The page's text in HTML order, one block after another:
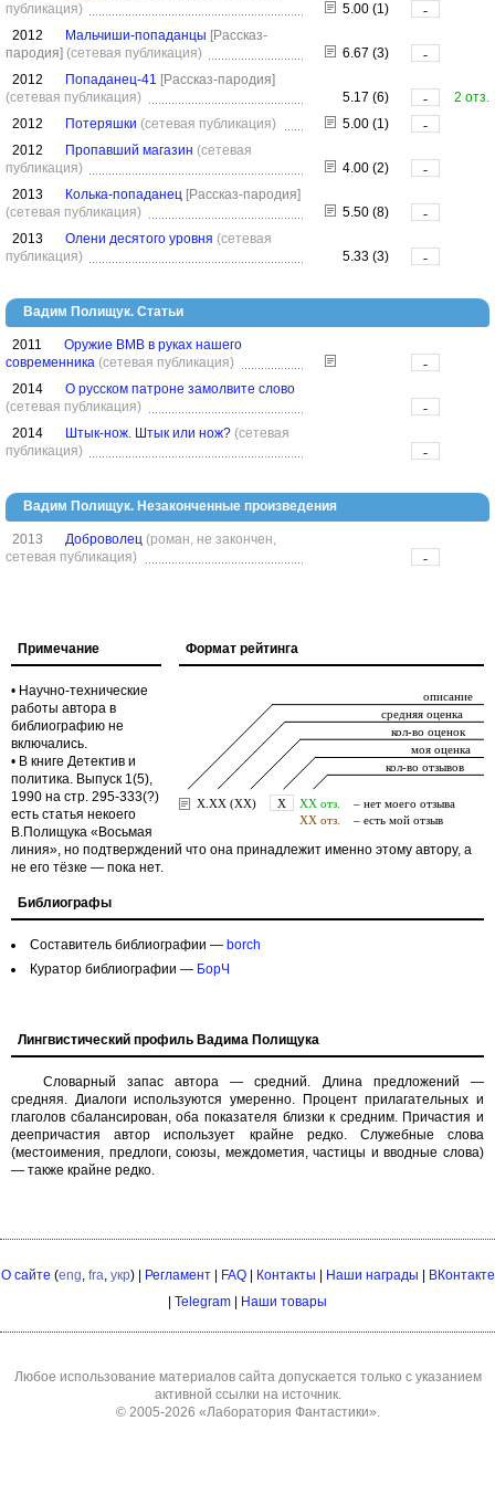
публикация)
5.00 (1)
-
2012
Мальчиши-попаданцы [Рассказ-
пародия] (сетевая публикация) 6.67 (3)
-
2012
Попаданец-41 [Рассказ-пародия]
(сетевая публикация)
5.17 (6) -
2 отз.
2012
Потеряшки (сетевая публикация) 5.00 (1)
-
2012
Пропавший магазин (сетевая
публикация)
4.00 (2)
-
2013
Колька-попаданец [Рассказ-пародия]
(сетевая публикация)
5.50 (8)
-
2013
Олени десятого уровня (сетевая
публикация)
5.33 (3) -
Вадим Полищук. Статьи
2011
Оружие ВМВ в руках нашего
современника (сетевая публикация)
-
2014
О русском патроне замолвите слово
(сетевая публикация)
-
2014
Штык-нож. Штык или нож? (сетевая
публикация)
-
Вадим Полищук. Незаконченные произведения
2013 Доброволец (роман, не закончен,
сетевая публикация)
-
Формат рейтинга
Примечание
• Научно-технические
работы автора в
библиографию не
включались.
• В книге Детектив и
политика. Выпуск 1(5),
1990 на стр. 295-333(?)
есть статья некоего
В.Полищука «Восьмая
линия», но подтверждений что она принадлежит именно этому автору, а
не его тёзке — пока нет.
Библиографы
Составитель библиографии — borch
Куратор библиографии — БорЧ
Лингвистический профиль Вадима Полищука
Словарный запас автора — средний. Длина предложений —
средняя. Диалоги используются умеренно. Процент прилагательных и
глаголов сбалансирован, оба показателя близки к средним. Причастия и
деепричастия автор использует крайне редко. Служебные слова
(местоимения, предлоги, союзы, междометия, частицы и вводные слова)
— также крайне редко.
О сайте (eng, fra, укр) | Регламент| FAQ| Контакты Наши награды
ВКонтакте
Telegram Наши товары
Любое использование материалов сайта допускается только с указанием
активной ссылки на источник.
© 2005-2026 «Лаборатория Фантастики».